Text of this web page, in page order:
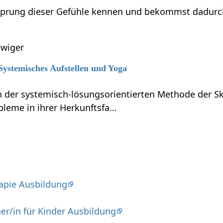
dieser Gefühle kennen und bekommst
Aufstellen und Yoga
der systemisch-lösungsorientierten Methode der
in ihrer Herkunftsfa…
Ausbildung
in für Kinder Ausbildung